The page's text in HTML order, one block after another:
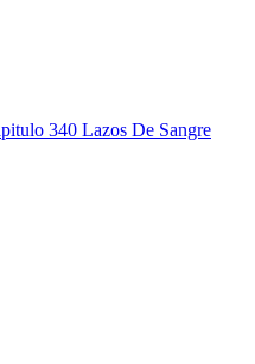
340 Lazos De Sangre